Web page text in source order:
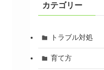
カテゴリー
トラブル対処
育て方